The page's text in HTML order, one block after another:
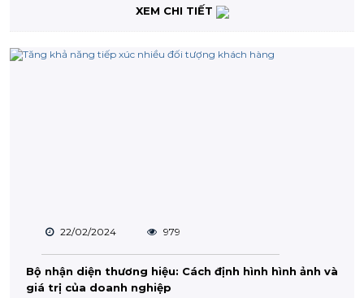
XEM CHI TIẾT
22/02/2024 979
Bộ nhận diện thương hiệu: Cách định hình hình ảnh và
giá trị của doanh nghiệp